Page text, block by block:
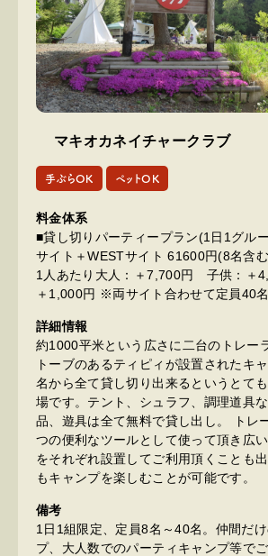
マキオカネイチャークラブ
手ぶらOK ペットOK
料金体系
■貸し切りパーティープラン(1日1グル
サイト＋WESTサイト 61600円(8名含
1人あたり大人：＋7,700円 子供：＋
＋1,000円 ※両サイト合わせて定員40名
詳細情報
約1000平米という広さに二台のトレー
トーブのあるティピィが設置されたキ
名から全て貸し切り出来るというとて
場です。テント、シュラフ、調理道具
品、遊具は全て無料で貸し出し。 トレ
つの便利なツールとして使って頂き広
をそれぞれ設置してご利用頂くことも
もキャンプを楽しむことが可能です。
備考
1日1組限定、定員8名～40名。仲間だ
プ、大人数でのパーティキャンプ等でご